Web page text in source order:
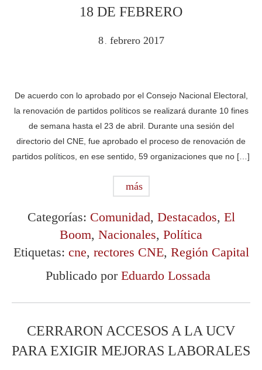
18 DE FEBRERO
8 . febrero 2017
De acuerdo con lo aprobado por el Consejo Nacional Electoral,
la renovación de partidos políticos se realizará durante 10 fines
de semana hasta el 23 de abril. Durante una sesión del
directorio del CNE, fue aprobado el proceso de renovación de
partidos políticos, en ese sentido, 59 organizaciones que no […]
más
Categorías: Comunidad, Destacados, El
Boom, Nacionales, Política
Etiquetas: cne, rectores CNE, Región Capital
Publicado por Eduardo Lossada
CERRARON ACCESOS A LA UCV
PARA EXIGIR MEJORAS LABORALES